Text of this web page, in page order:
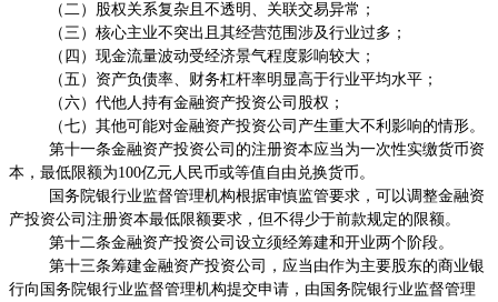
（二）股权关系复杂且不透明、关联交易异常；
（三）核心主业不突出且其经营范围涉及行业过多；
（四）现金流量波动受经济景气程度影响较大；
（五）资产负债率、财务杠杆率明显高于行业平均水平；
（六）代他人持有金融资产投资公司股权；
（七）其他可能对金融资产投资公司产生重大不利影响的情形。
第十一条金融资产投资公司的注册资本应当为一次性实缴货币资
本，最低限额为100亿元人民币或等值自由兑换货币。
国务院银行业监督管理机构根据审慎监管要求，可以调整金融资
产投资公司注册资本最低限额要求，但不得少于前款规定的限额。
第十二条金融资产投资公司设立须经筹建和开业两个阶段。
第十三条筹建金融资产投资公司，应当由作为主要股东的商业银
行向国务院银行业监督管理机构提交申请，由国务院银行业监督管理